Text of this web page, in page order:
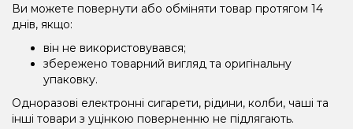
Ви можете повернути або обміняти товар протягом 14
днів, якщо:
він не використовувався;
збережено товарний вигляд та оригінальну
упаковку.
Одноразові електронні сигарети, рідини, колби, чаші та
інші товари з уцінкою поверненню не підлягають.